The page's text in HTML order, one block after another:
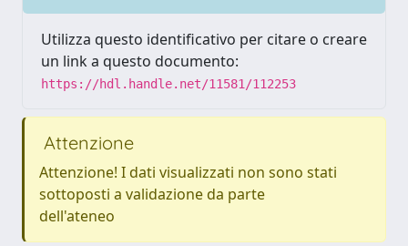
Utilizza questo identificativo per citare o creare
un link a questo documento:
https://hdl.handle.net/11581/112253
Attenzione
Attenzione! I dati visualizzati non sono stati
sottoposti a validazione da parte
dell'ateneo